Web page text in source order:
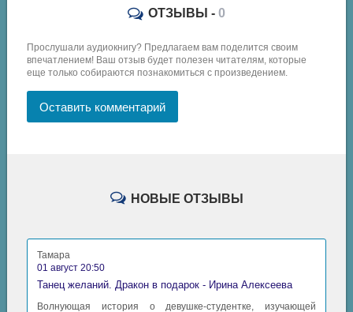
ОТЗЫВЫ - 0
Прослушали аудиокнигу? Предлагаем вам поделится своим
впечатлением! Ваш отзыв будет полезен читателям, которые
еще только собираются познакомиться с произведением.
Оставить комментарий
НОВЫЕ ОТЗЫВЫ
Тамара
01 август 20:50
Танец желаний. Дракон в подарок - Ирина Алексеева
Волнующая история о девушке-студентке, изучающей